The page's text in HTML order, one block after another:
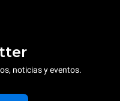
noticias y eventos.